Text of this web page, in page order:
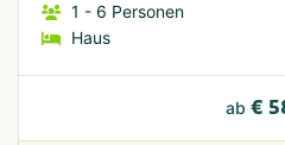
1 - 6 Personen
Haus
ab €